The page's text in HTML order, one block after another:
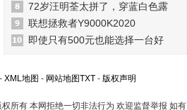
72岁汪明荃太拼了，穿蓝白色露
联想拯救者Y9000K2020
即使只有500元也能选择一台好
- XML地图 - 网站地图TXT- 版权声明
权所有 本网拒绝一切非法行为 欢迎监督举报 如有